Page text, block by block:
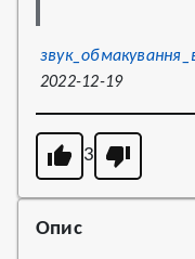
2022-12-19
3
Опис